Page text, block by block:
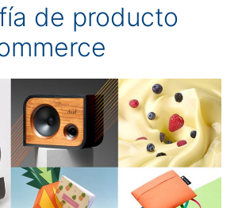
de producto